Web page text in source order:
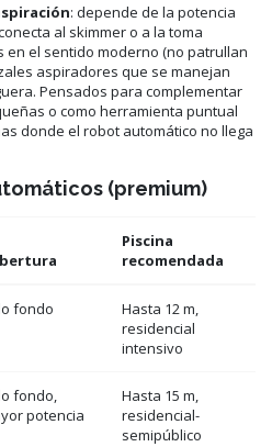
: depende de la potencia
al skimmer o a la toma
en el sentido moderno (no patrullan
aspiradores que se manejan
Pensados para complementar
o como herramienta puntual
donde el robot automático no llega
(premium)
Piscina
recomendada
fondo
Hasta 12 m,
residencial
intensivo
fondo,
potencia
Hasta 15 m,
residencial-
semipúblico